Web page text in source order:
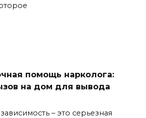
помощь нарколога:
на дом для вывода
– это серьезная